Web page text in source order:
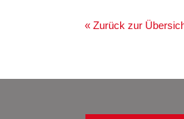
« Zurück zur